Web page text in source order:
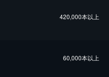
420,000本以上
60,000本以上